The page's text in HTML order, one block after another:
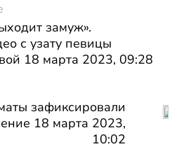
замуж».
с узату певицы
18 марта 2023, 09:28
зафиксировали
18 марта 2023,
10:02